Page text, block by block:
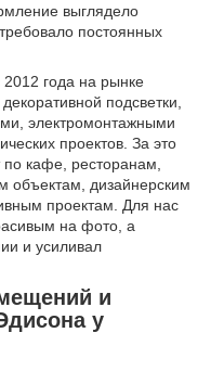
выглядело
постоянных
года на рынке
подсветки,
электромонтажными
проектов. За это
кафе, ресторанам,
объектам, дизайнерским
проектам. Для нас
на фото, а
и усиливал
и
у